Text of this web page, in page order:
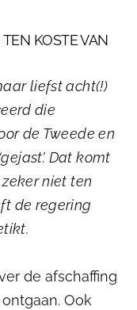
KOSTE VAN
liefst acht(!)
die
de Tweede en
Dat komt
niet ten
de regering
de afschaffing
Ook